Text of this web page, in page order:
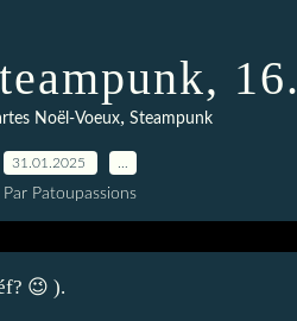
16.
Noël-Voeux, Steampunk
31.01.2025
Par Patoupassions
😉 ).